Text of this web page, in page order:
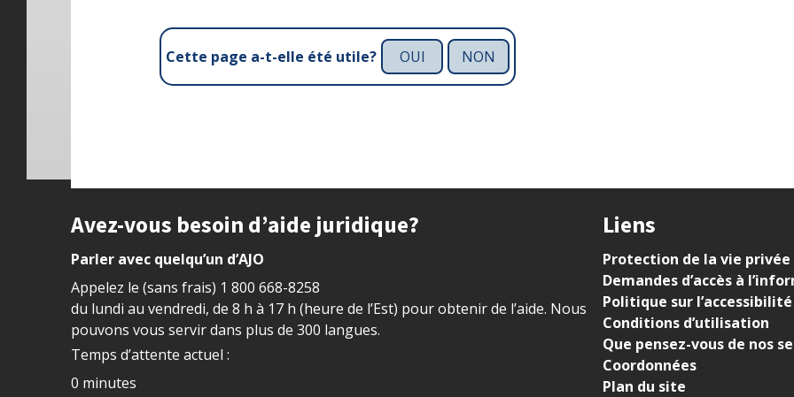
Cette page a-t-elle été utile? OUI NON
Site footer
Avez-vous besoin d’aide juridique?
Parler avec quelqu’un d’AJO
Appelez le (sans frais) 1 800 668-8258
du lundi au vendredi, de 8 h à 17 h (heure de l’Est) pour obtenir de l’aide. Nous
pouvons vous servir dans plus de 300 langues.
Temps d’attente actuel :
0 minutes
Liens
Protection de la vie privée
Demandes d’accès à
Politique sur l’accessibilité
Conditions d’utilisation
Que pensez-vous de nos
Coordonnées
Plan du site